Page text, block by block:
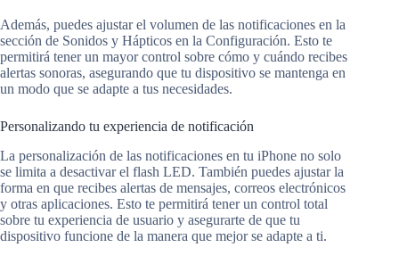
Además, puedes ajustar el volumen de las notificaciones en la
sección de Sonidos y Hápticos en la Configuración. Esto te
permitirá tener un mayor control sobre cómo y cuándo recibes
alertas sonoras, asegurando que tu dispositivo se mantenga en
un modo que se adapte a tus necesidades.
Personalizando tu experiencia de notificación
La personalización de las notificaciones en tu iPhone no solo
se limita a desactivar el flash LED. También puedes ajustar la
forma en que recibes alertas de mensajes, correos electrónicos
y otras aplicaciones. Esto te permitirá tener un control total
sobre tu experiencia de usuario y asegurarte de que tu
dispositivo funcione de la manera que mejor se adapte a ti.